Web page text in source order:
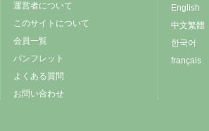
運営者について
このサイトについて
会員一覧
パンフレット
よくある質問
お問い合わせ
English
中文繁體
한국어
français